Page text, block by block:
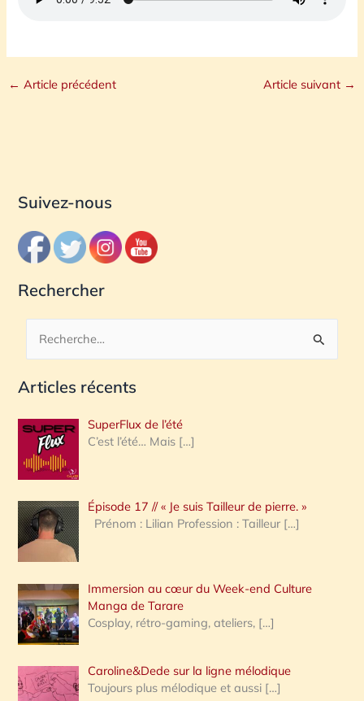
← Article précédent Article suivant →
Suivez-nous
Rechercher
c
e
r
c
h
e
:
Articles récents
SuperFlux de l’été
C’est l’été… Mais […]
Épisode 17 // « Je suis Tailleur de pierre. »
Prénom : Lilian Profession : Tailleur […]
Immersion au cœur du Week-end Culture
Manga de Tarare
Cosplay, rétro-gaming, ateliers, […]
Caroline&Dede sur la ligne mélodique
Toujours plus mélodique et aussi […]